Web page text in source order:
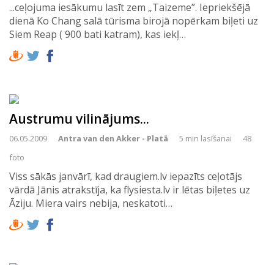
...ceļojuma iesākumu lasīt zem „Taizeme”. Iepriekšējā
dienā Ko Chang salā tūrisma birojā nopērkam biļeti uz
Siem Reap ( 900 bati katram), kas iekļ…
Austrumu vilinājums...
06.05.2009 Antra van den Akker - Platā 5 min lasīšanai
48
foto
Viss sākās janvārī, kad draugiem.lv iepazīts ceļotājs
vārdā Jānis atrakstīja, ka flysiesta.lv ir lētas biļetes uz
Āziju. Miera vairs nebija, neskatoti…